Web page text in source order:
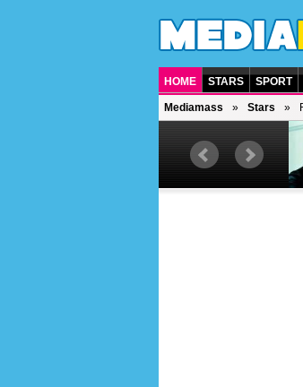
HOME STARS SPORT
Mediamass Stars
Deutsche Sängerin